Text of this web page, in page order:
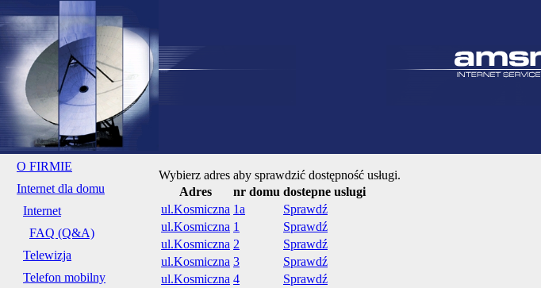
O FIRMIE
Internet dla domu
Internet
FAQ (Q&A)
Telewizja
Telefon mobilny
Wybierz adres aby sprawdzić dostępność usługi.
Adres
nr domu dostepne uslugi
ul.Kosmiczna 1a
Sprawdź
ul.Kosmiczna 1
Sprawdź
ul.Kosmiczna 2
Sprawdź
ul.Kosmiczna 3
Sprawdź
ul.Kosmiczna 4
Sprawdź